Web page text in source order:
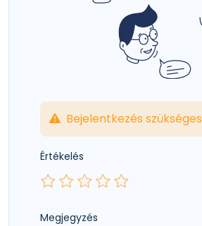
Bejelentkezés szükséges
Értékelés
Megjegyzés